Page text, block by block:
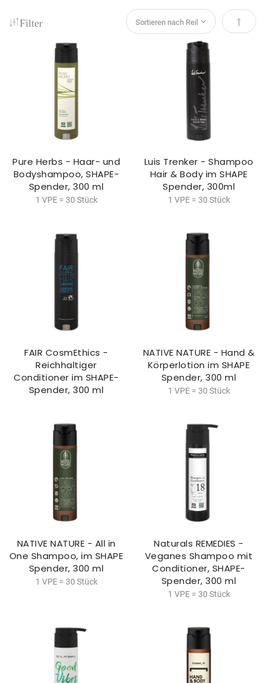
Filter
Pure Herbs - Haar- und
Bodyshampoo, SHAPE-
Spender, 300 ml
1 VPE = 30 Stück
Luis Trenker - Shampoo
Hair & Body im SHAPE
Spender, 300ml
1 VPE = 30 Stück
FAIR CosmEthics -
Reichhaltiger
Conditioner im SHAPE-
Spender, 300 ml
NATIVE NATURE - Hand &
Körperlotion im SHAPE
Spender, 300 ml
1 VPE = 30 Stück
NATIVE NATURE - All in
One Shampoo, im SHAPE
Spender, 300 ml
1 VPE = 30 Stück
Naturals REMEDIES -
Veganes Shampoo mit
Conditioner, SHAPE-
Spender, 300 ml
1 VPE = 30 Stück